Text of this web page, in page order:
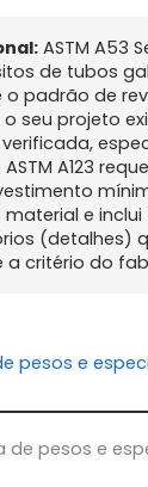
ASTM A53
de tubos
o padrão de
seu projeto
A123
e
(detalhes)
a critério do
pesos e